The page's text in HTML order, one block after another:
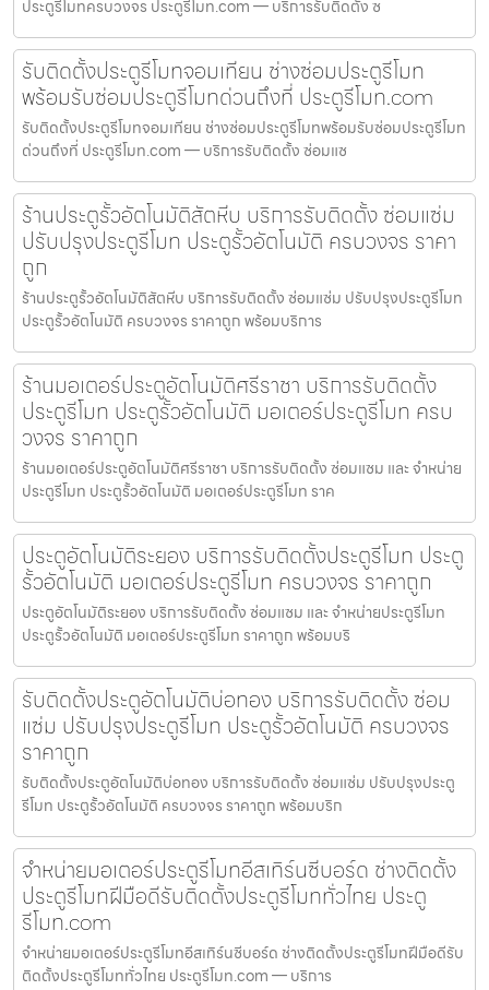
ประตูรีโมทครบวงจร ประตูรีโมท.com — บริการรับติดตั้ง ซ
รับติดตั้งประตูรีโมทจอมเทียน ช่างซ่อมประตูรีโมท
พร้อมรับซ่อมประตูรีโมทด่วนถึงที่ ประตูรีโมท.com
รับติดตั้งประตูรีโมทจอมเทียน ช่างซ่อมประตูรีโมทพร้อมรับซ่อมประตูรีโมท
ด่วนถึงที่ ประตูรีโมท.com — บริการรับติดตั้ง ซ่อมแซ
ร้านประตูรั้วอัตโนมัติสัตหีบ บริการรับติดตั้ง ซ่อมแซ่ม
ปรับปรุงประตูรีโมท ประตูรั้วอัตโนมัติ ครบวงจร ราคา
ถูก
ร้านประตูรั้วอัตโนมัติสัตหีบ บริการรับติดตั้ง ซ่อมแซ่ม ปรับปรุงประตูรีโมท
ประตูรั้วอัตโนมัติ ครบวงจร ราคาถูก พร้อมบริการ
ร้านมอเตอร์ประตูอัตโนมัติศรีราชา บริการรับติดตั้ง
ประตูรีโมท ประตูรั้วอัตโนมัติ มอเตอร์ประตูรีโมท ครบ
วงจร ราคาถูก
ร้านมอเตอร์ประตูอัตโนมัติศรีราชา บริการรับติดตั้ง ซ่อมแซม และ จำหน่าย
ประตูรีโมท ประตูรั้วอัตโนมัติ มอเตอร์ประตูรีโมท ราค
ประตูอัตโนมัติระยอง บริการรับติดตั้งประตูรีโมท ประตู
รั้วอัตโนมัติ มอเตอร์ประตูรีโมท ครบวงจร ราคาถูก
ประตูอัตโนมัติระยอง บริการรับติดตั้ง ซ่อมแซม และ จำหน่ายประตูรีโมท
ประตูรั้วอัตโนมัติ มอเตอร์ประตูรีโมท ราคาถูก พร้อมบริ
รับติดตั้งประตูอัตโนมัติบ่อทอง บริการรับติดตั้ง ซ่อม
แซ่ม ปรับปรุงประตูรีโมท ประตูรั้วอัตโนมัติ ครบวงจร
ราคาถูก
รับติดตั้งประตูอัตโนมัติบ่อทอง บริการรับติดตั้ง ซ่อมแซ่ม ปรับปรุงประตู
รีโมท ประตูรั้วอัตโนมัติ ครบวงจร ราคาถูก พร้อมบริก
จำหน่ายมอเตอร์ประตูรีโมทอีสเทิร์นซีบอร์ด ช่างติดตั้ง
ประตูรีโมทฝีมือดีรับติดตั้งประตูรีโมททั่วไทย ประตู
รีโมท.com
จำหน่ายมอเตอร์ประตูรีโมทอีสเทิร์นซีบอร์ด ช่างติดตั้งประตูรีโมทฝีมือดีรับ
ติดตั้งประตูรีโมททั่วไทย ประตูรีโมท.com — บริการ